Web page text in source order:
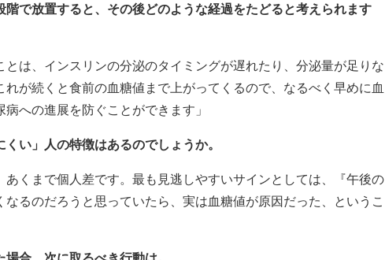
で放置すると、その後どのような経過をたどると考えられます
は、インスリンの分泌のタイミングが遅れたり、分泌量が足りな
が続くと食前の血糖値まで上がってくるので、なるべく早めに血
への進展を防ぐことができます」
い」人の特徴はあるのでしょうか。
くまで個人差です。最も見逃しやすいサインとしては、『午後の
るのだろうと思っていたら、実は血糖値が原因だった、というこ